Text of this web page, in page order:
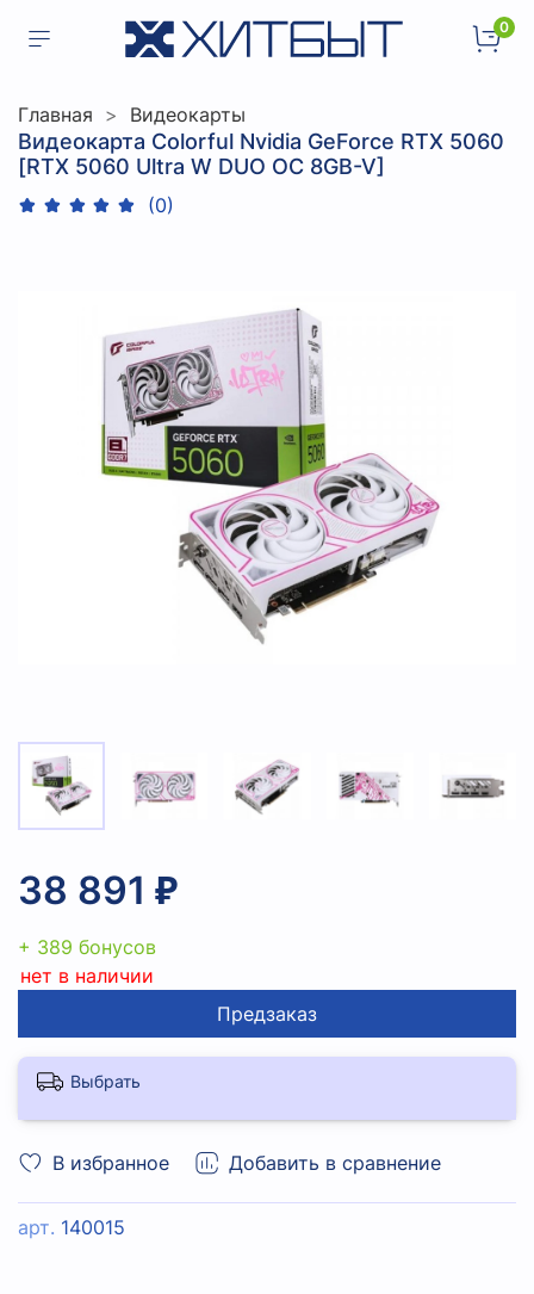
0
Главная Видеокарты
Видеокарта Colorful Nvidia GeForce RTX 5060
[RTX 5060 Ultra W DUO OC 8GB-V]
(0)
В избранное Добавить в сравнение
арт. 140015
38 891 ₽
+ 389 бонусов
нет в наличии
Предзаказ
Выбрать